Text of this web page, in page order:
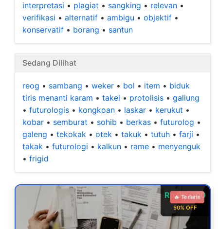
interpretasi • plagiat • sangking • relevan •
verifikasi • alternatif • ambigu • objektif •
konservatif • borang • santun
Sedang Dilihat
reog • sambang • weker • bol • item • biduk
tiris menanti karam • takel • protolisis • galiung
• futurologis • kongkoan • laskar • kerukut •
kobar • semburat • sohib • berkas • futurolog •
galeng • tekokak • otek • takuk • tutuh • farji •
takak • futurologi • kalkun • rame • menyenguk
• frigid
Rp 99.000
50% OFF
🔥 Terlaris